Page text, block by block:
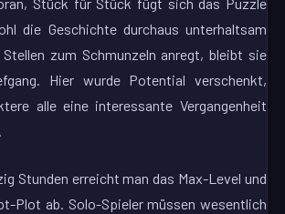
die Geschichte durchaus unterhaltsam
zum Schmunzeln anregt, bleibt sie
Hier wurde Potential verschenkt,
alle eine interessante Vergangenheit
Stunden erreicht man das Max-Level und
Plot ab. Solo-Spieler müssen wesentlich